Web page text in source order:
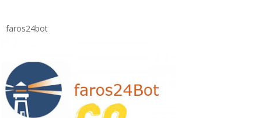
faros24bot